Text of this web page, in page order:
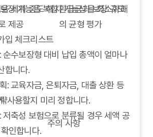
세워 중도 해지 가능성을 최소화해
장 기능을 복합
제공
환급금과 보장 규모
의 균형 평가
입 체크리스트
순수보장형 대비 납입 총액이 얼마나
합니다.
: 교육자금, 은퇴자금, 대출 상환 등
사용할지 미리 정합니다.
저축성 보험으로 분류될 경우 세액 공
인합니다.
주의 사항